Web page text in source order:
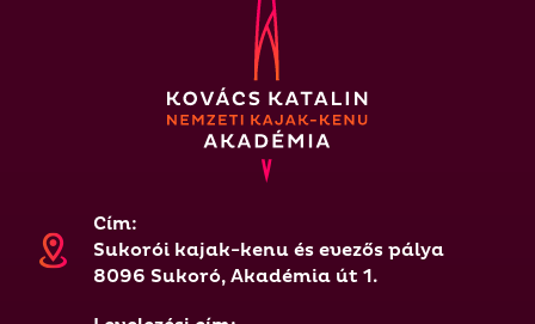
Cím:
Sukorói kajak-kenu és evezős pálya
8096 Sukoró, Akadémia út 1.